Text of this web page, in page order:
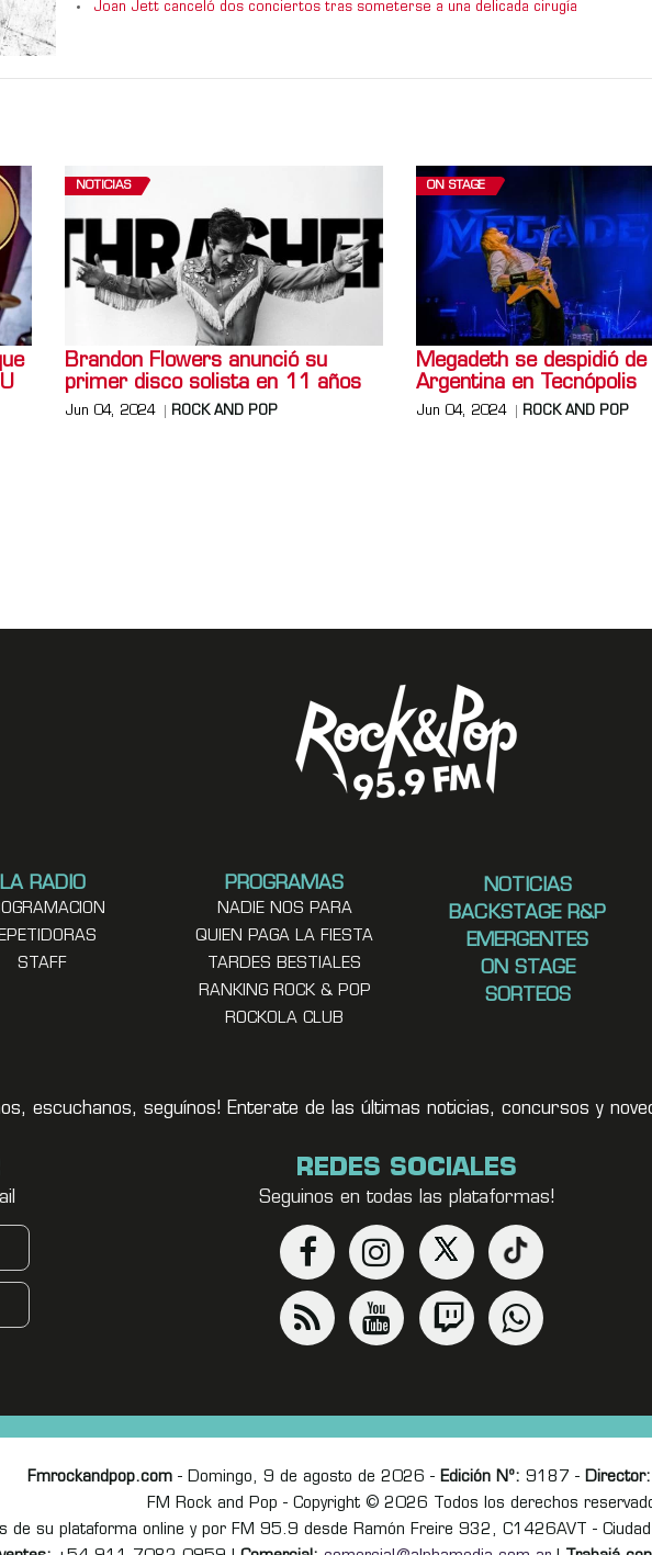
Joan Jett canceló dos conciertos tras someterse a una delicada cirugía
NOTICIAS
Brandon Flowers anunció su
primer disco solista en 11 años
Jun 04, 2024 ROCK AND POP
ON STAGE
Megadeth se despidió de
Argentina en Tecnópolis
Jun 04, 2024 ROCK AND POP
LA RADIO
STAFF
PROGRAMAS
NADIE NOS PARA
QUIEN PAGA LA FIESTA
TARDES BESTIALES
RANKING ROCK & POP
ROCKOLA CLUB
NOTICIAS
BACKSTAGE R&P
EMERGENTES
ON STAGE
SORTEOS
escuchanos, seguínos! Enterate de las últimas noticias, concursos y
REDES SOCIALES
Seguinos en todas las plataformas!
Fmrockandpop.com - Domingo, 9 de agosto de 2026 - Edición Nº: 9187 - Director:
FM Rock and Pop - Copyright © 2026 Todos los derechos
de su plataforma online y por FM 95.9 desde Ramón Freire 932, C1426AVT -